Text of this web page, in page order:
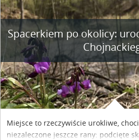
Spacerkiem po okolicy:
Miejsce to rzeczywiście urokliwe,
niezaleczone jeszcze rany: podcięte